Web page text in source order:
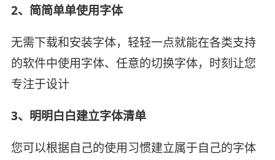
2、简简单单使用字体
无需下载和安装字体，轻轻一点就能在各类支持
的软件中使用字体、任意的切换字体，时刻让您
专注于设计
3、明明白白建立字体清单
您可以根据自己的使用习惯建立属于自己的字体